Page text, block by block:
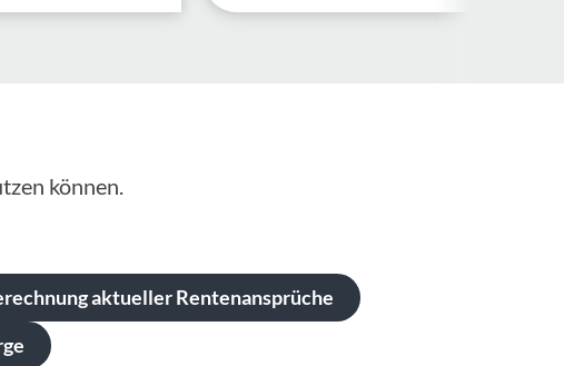
können.
aktueller Rentenansprüche